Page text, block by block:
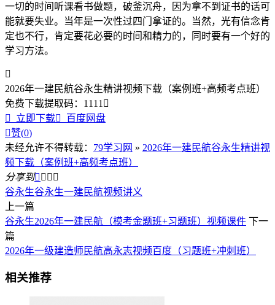
一切的时间听课看书做题，破釜沉舟，因为拿不到证书的话可
能就要失业。当年是一次性过四门拿证的。当然，光有信念肯
定也不行，肯定要花必要的时间和精力的，同时要有一个好的
学习方法。

2026年一建民航谷永生精讲视频下载（案例班+高频考点班）
免费下载提取码： 1111 

立即下载
百度网盘
赞(0)
未经允许不得转载： 79学习网 » 2026年一建民航谷永生精讲视
频下载（案例班+高频考点班）
分享到   
谷永生谷永生一建民航视频讲义
上一篇
谷永生2026年一建民航（模考金题班+习题班）视频课件 下一
篇
2026年一级建造师民航高永志视频百度（习题班+冲刺班）
相关推荐